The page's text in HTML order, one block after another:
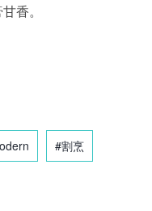
香。
#割烹